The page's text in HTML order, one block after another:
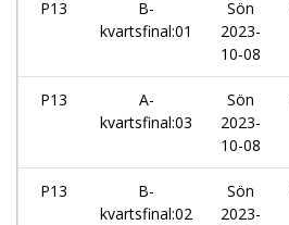
P13
B-
kvartsfinal:01
Sön
2023-
10-08
P13
A-
kvartsfinal:03
Sön
2023-
10-08
P13
B-
kvartsfinal:02
Sön
2023-